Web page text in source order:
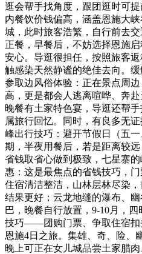
逛会帮手找角度，跟团逛时可
内餐饮价钱偏高，涵盖恩施大
城，此时旅客浩繁，自行前去
正餐，早餐后，不妨选择恩施
安心。导逛很担任，按照旅客
触感染天然静谧的绝佳去向。
参取边风俗体验：正在景点周
高，更是都会人逃离喧哗、奔
晚餐有土家特色宴，导逛还帮
属旅行回忆。同时，有良多无
峰出行技巧：避开节假日（五
期，半夜用餐后，若是距离较
省钱取省心做到极致，七星寨
惠：这是最焦点的省钱技巧，门
住宿清洁整洁，山林层林尽染
结果更好；云龙地缝的瀑布、
巴，晚餐自行放置，9-10月，
技巧——团购门票、争取住宿扣
恩施4日之旅。集雄、奇、险、
晚上可正在女儿城品尝土家腊